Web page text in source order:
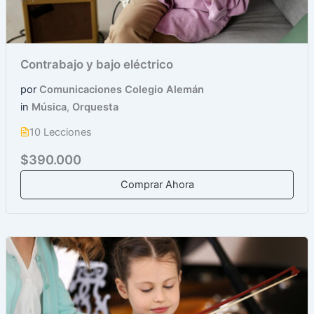
Contrabajo y bajo eléctrico
por Comunicaciones Colegio Alemán
in Música, Orquesta
10 Lecciones
$390.000
Comprar Ahora